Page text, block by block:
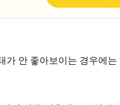
가 안 좋아보이는 경우에는